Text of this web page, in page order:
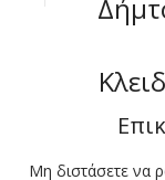
Μη διστάσετε να